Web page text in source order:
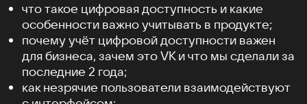
что такое цифровая доступность и какие
особенности важно учитывать в продукте;
почему учёт цифровой доступности важен
для бизнеса, зачем это VK и что мы сделали за
последние 2 года;
как незрячие пользователи взаимодействуют